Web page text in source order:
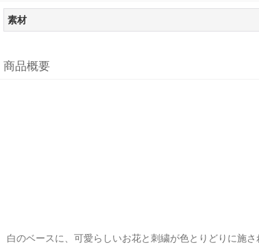
素材
商品概要
白のベースに、可愛らしいお花と刺繍が色とりどりに施